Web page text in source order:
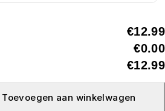
€12.99
€0.00
€12.99
Toevoegen aan winkelwagen